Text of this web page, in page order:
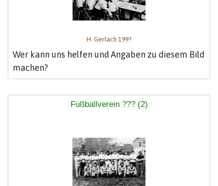
H. Gerlach 199?
Wer kann uns helfen und Angaben zu diesem Bild
machen?
Fußballverein ??? (2)